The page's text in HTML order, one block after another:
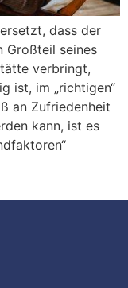
dass der
Großteil seines
verbringt,
ist, im „richtigen“
an Zufriedenheit
kann, ist es